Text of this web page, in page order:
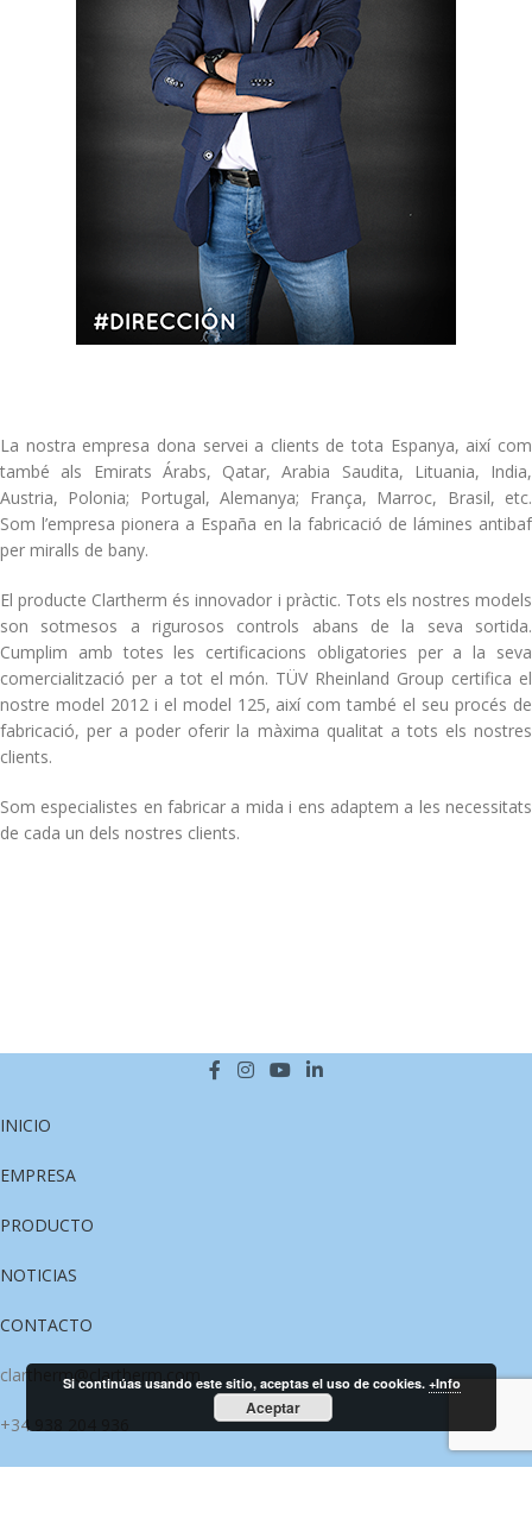
La nostra empresa dona servei a clients de tota Espanya, així com
també als Emirats Árabs, Qatar, Arabia Saudita, Lituania, India,
Austria, Polonia; Portugal, Alemanya; França, Marroc, Brasil, etc.
Som l’empresa pionera a España en la fabricació de lámines antibaf
per miralls de bany.
El producte Clartherm és innovador i pràctic. Tots els nostres models
son sotmesos a rigurosos controls abans de la seva sortida.
Cumplim amb totes les certificacions obligatories per a la seva
comercialització per a tot el món. TÜV Rheinland Group certifica el
nostre model 2012 i el model 125, així com també el seu procés de
fabricació, per a poder oferir la màxima qualitat a tots els nostres
clients.
Som especialistes en fabricar a mida i ens adaptem a les necessitats
de cada un dels nostres clients.
INICIO
EMPRESA
PRODUCTO
NOTICIAS
CONTACTO
clartherm@clartherm.com
+34 938 204 936
Política de cookies
Si continúas usando este sitio, aceptas el uso de cookies. +Info
Aceptar